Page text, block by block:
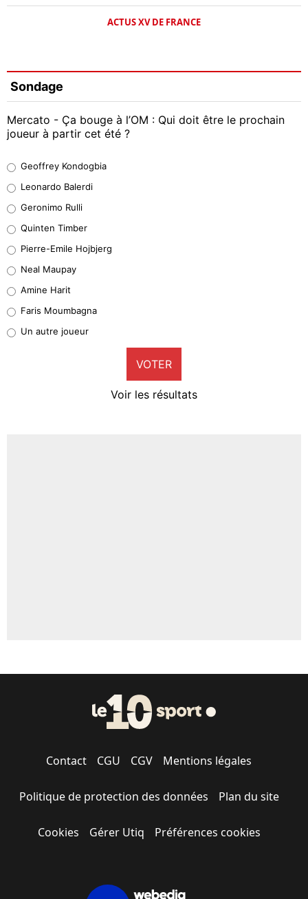
ACTUS XV DE FRANCE
Sondage
Mercato - Ça bouge à l’OM : Qui doit être le prochain
joueur à partir cet été ?
38%
32%
5%
1%
9%
Geoffrey Kondogbia
Leonardo Balerdi
Geronimo Rulli
Quinten Timber
Pierre-Emile Hojbjerg
Neal Maupay
Amine Harit
Faris Moumbagna
Un autre joueur
VOTER
Voir les résultats
Contact CGU CGV Mentions légales
Politique de protection des données Plan du site
Cookies Gérer Utiq Préférences cookies